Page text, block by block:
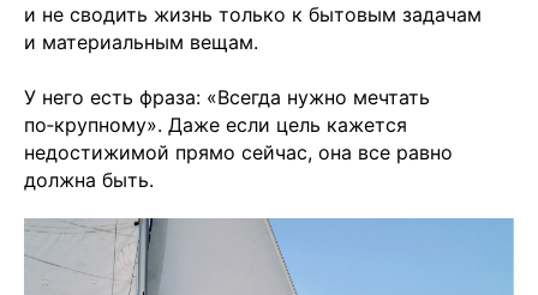
и не сводить жизнь только к бытовым задачам
и материальным вещам.
У него есть фраза: «Всегда нужно мечтать
по‑крупному». Даже если цель кажется
недостижимой прямо сейчас, она все равно
должна быть.